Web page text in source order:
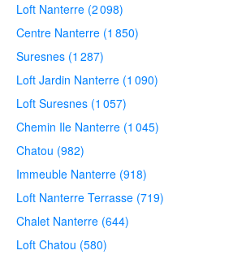
Loft Nanterre (2 098)
Centre Nanterre (1 850)
Suresnes (1 287)
Loft Jardin Nanterre (1 090)
Loft Suresnes (1 057)
Chemin Ile Nanterre (1 045)
Chatou (982)
Immeuble Nanterre (918)
Loft Nanterre Terrasse (719)
Chalet Nanterre (644)
Loft Chatou (580)